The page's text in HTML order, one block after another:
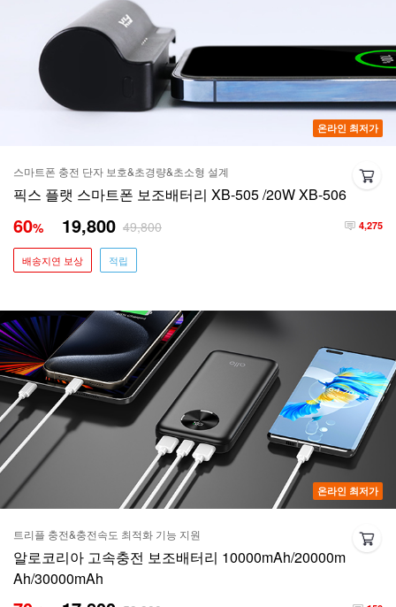
온라인 최저가
스마트폰 충전 단자 보호&초경량&초소형 설계
픽스 플랫 스마트폰 보조배터리 XB-505 /20W XB-506
4,275
60% 19,800 49,800
배송지연 보상 적립
온라인 최저가
트리플 충전&충전속도 최적화 기능 지원
알로코리아 고속충전 보조배터리 10000mAh/20000m
Ah/30000mAh